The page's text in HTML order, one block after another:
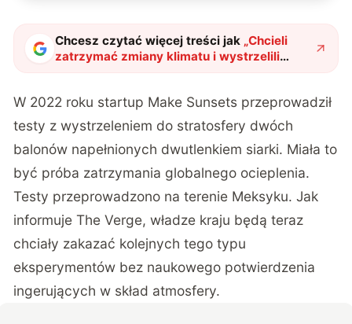
Chcesz czytać więcej treści jak „Chcieli
zatrzymać zmiany klimatu i wystrzelili
chemię do atmosfery. Decyzja władz była
W 2022 roku startup Make Sunsets przeprowadził
testy z wystrzeleniem do stratosfery dwóch
balonów napełnionych dwutlenkiem siarki. Miała to
być próba zatrzymania globalnego ocieplenia.
Testy przeprowadzono na terenie Meksyku. Jak
informujeThe Verge, władze kraju będą teraz
chciały zakazać kolejnych tego typu
eksperymentów bez naukowego potwierdzenia
ingerujących w skład atmosfery.